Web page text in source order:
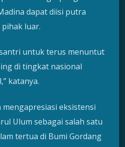
dapat diisi putra
luar.
untuk terus menuntut
di tingkat nasional
katanya.
eksistensi
Ulum sebagai salah satu
tertua di Bumi Gordang